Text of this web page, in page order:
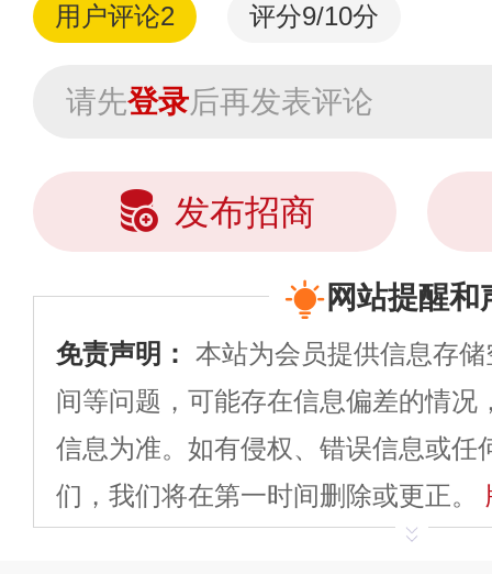
用户评论2 评分9/10分
请先登录后再发表评论
发布招商
网站提醒和
免责声明： 本站为会员提供信息存
间等问题，可能存在信息偏差的情况
信息为准。如有侵权、错误信息或任
们，我们将在第一时间删除或更正。
平台自有内容（文字